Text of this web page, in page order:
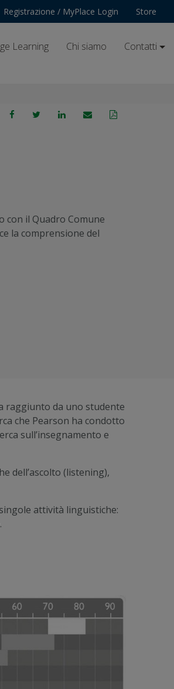
Registrazione / MyPlace Login Store
Learning Chi siamo Contatti
con il Quadro Comune
la comprensione del
raggiunto da uno studente
che Pearson ha condotto
sull’insegnamento e
dell’ascolto (listening),
attività linguistiche: